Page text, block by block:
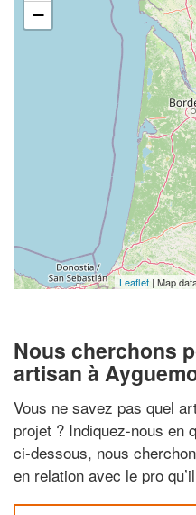
−
Leaflet | Map
Nous cherchons
artisan à
Vous ne savez pas quel
projet ? Indiquez-nous en
ci-dessous, nous
en relation avec le pro